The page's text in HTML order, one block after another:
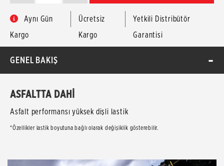
Aynı Gün
Kargo
Ücretsiz
Kargo
Yetkili Distribütör
Garantisi
GENEL BAKIŞ
ASFALTTA DAHİ
Asfalt performansı yüksek dişli lastik
*Özellikler lastik boyutuna bağlı olarak değişiklik gösterebilir.